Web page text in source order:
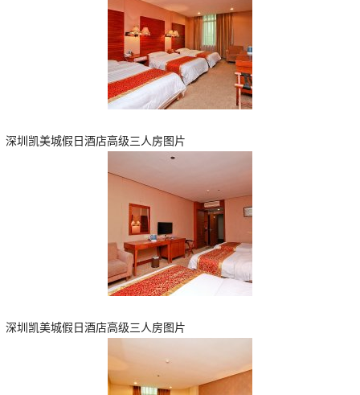
深圳凯美城假日酒店高级三人房图片
深圳凯美城假日酒店高级三人房图片